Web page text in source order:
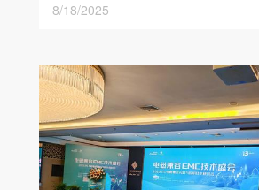
8/18/2025